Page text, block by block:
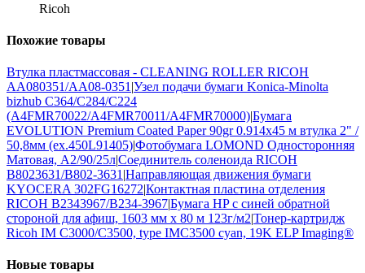
Ricoh
Похожие товары
Втулка пластмассовая - CLEANING ROLLER RICOH
AA080351/AA08-0351 |Узел подачи бумаги Konica-Minolta
bizhub C364/C284/C224
(A4FMR70022/A4FMR70011/A4FMR70000)|Бумага
EVOLUTION Premium Coated Paper 90gr 0.914х45 м втулка 2" /
50,8мм (ex.450L91405)|Фотобумага LOMOND Односторонняя
Матовая, A2/90/25л|Соединитель соленоида RICOH
B8023631/B802-3631 |Направляющая движения бумаги
KYOCERA 302FG16272|Контактная пластина отделения
RICOH B2343967/B234-3967|Бумага HP с синей обратной
стороной для афиш, 1603 мм x 80 м 123г/м2|Тонер-картридж
Ricoh IM C3000/C3500, type IMC3500 cyan, 19K ELP Imaging®
Новые товары